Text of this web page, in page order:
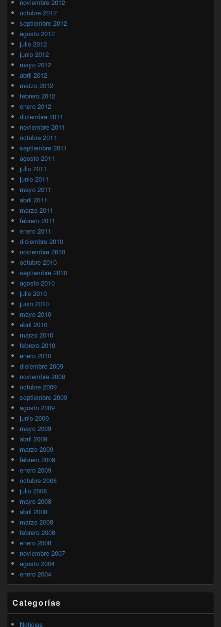
noviembre 2012
octubre 2012
septiembre 2012
agosto 2012
julio 2012
junio 2012
mayo 2012
abril 2012
marzo 2012
febrero 2012
enero 2012
diciembre 2011
noviembre 2011
octubre 2011
septiembre 2011
agosto 2011
julio 2011
junio 2011
mayo 2011
abril 2011
marzo 2011
febrero 2011
enero 2011
diciembre 2010
noviembre 2010
octubre 2010
septiembre 2010
agosto 2010
julio 2010
junio 2010
mayo 2010
abril 2010
marzo 2010
febrero 2010
enero 2010
diciembre 2009
noviembre 2009
octubre 2009
septiembre 2009
agosto 2009
junio 2009
mayo 2009
abril 2009
marzo 2009
febrero 2009
enero 2009
octubre 2008
julio 2008
mayo 2008
abril 2008
marzo 2008
febrero 2008
enero 2008
noviembre 2007
agosto 2004
enero 2004
Categorías
Noticias